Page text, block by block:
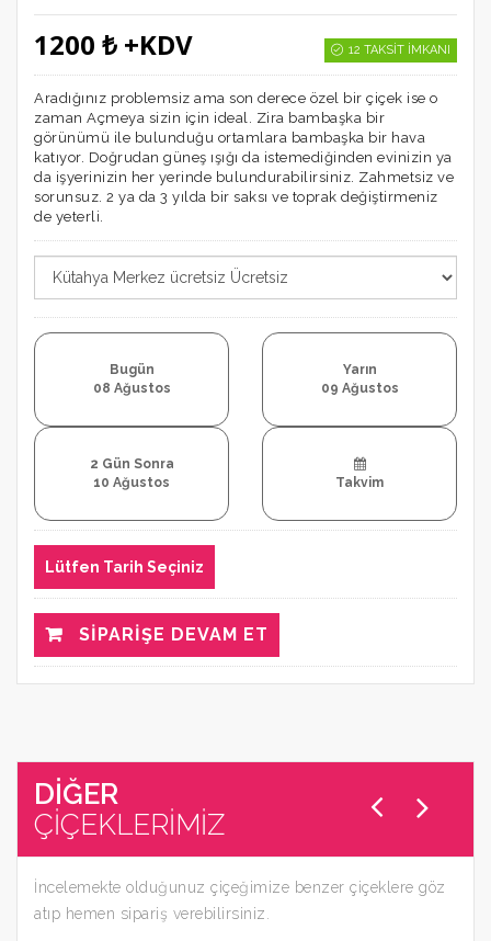
1200 ₺ +KDV 12 TAKSIT İMKANI
Aradığınız problemsiz ama son derece özel bir çiçek ise o
zaman Açmeya sizin için ideal. Zira bambaşka bir
görünümü ile bulunduğu ortamlara bambaşka bir hava
katıyor. Doğrudan güneş ışığı da istemediğinden evinizin ya
da işyerinizin her yerinde bulundurabilirsiniz. Zahmetsiz ve
sorunsuz. 2 ya da 3 yılda bir saksı ve toprak değiştirmeniz
de yeterli.
Bugün
08 Ağustos
Yarın
09 Ağustos
2 Gün Sonra
10 Ağustos
Takvim
Lütfen Tarih Seçiniz
SIPARIŞE DEVAM ET
DİĞER
ÇİÇEKLERİMİZ
İncelemekte olduğunuz çiçeğimize benzer çiçeklere göz
atıp hemen sipariş verebilirsiniz.